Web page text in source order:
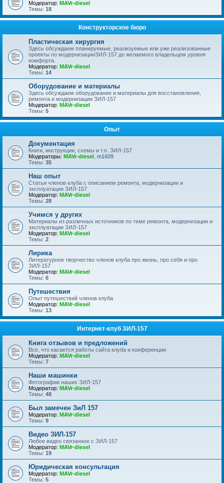
Модератор: MAVr-diesel
Темы: 18
Конструкторское бюро
Пластическая хирургия
Здесь обсуждаем планируемые, реализуемые или уже реализованные
проекты по модернизацииЗИЛ-157 до желаемого владельцем уровня
комфорта.
Модератор: MAVr-diesel
Темы: 14
Оборудование и материалы
Здесь обсуждаем оборудование и материалы для восстановления,
ремонта и модернизации ЗИЛ-157
Модератор: MAVr-diesel
Темы: 5
Опыт
Документация
Книги, инструкции, схемы и т.п. ЗИЛ-157
Модераторы: MAVr-diesel m1609
Темы: 35
Наш опыт
Статьи членов клуба с описанием ремонта, модернизации и
эксплуатации ЗИЛ-157
Модератор: MAVr-diesel
Темы: 28
Учимся у других
Материалы из различных источников по теме ремонта, модернизации и
эксплуатации ЗИЛ-157
Модератор: MAVr-diesel
Темы: 2
Лирика
Литературное творчество членов клуба про жизнь, про себя и про
ЗИЛ-157
Модератор: MAVr-diesel
Темы: 6
Путешествия
Опыт путешествий членов клуба
Модератор: MAVr-diesel
Темы: 13
Интернет-клуб ЗИЛ-157
Книга отзывов и предложений
Все, что касается работы сайта клуба и конференции
Модератор: MAVr-diesel
Темы: 7
Наши машинки
Фотографии наших ЗИЛ-157
Модератор: MAVr-diesel
Темы: 48
Был замечен ЗиЛ 157
Модератор: MAVr-diesel
Темы: 9
Видео ЗИЛ-157
Любое видео связанное с ЗИЛ-157
Модератор: MAVr-diesel
Темы: 19
Юридическая консультация
Модератор: MAVr-diesel
Темы: 5